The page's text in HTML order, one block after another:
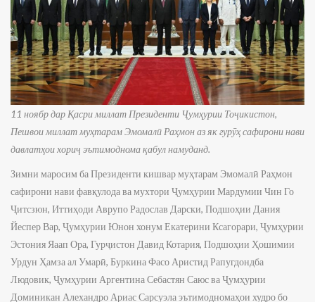
1 1 ноябр дар Қасри миллат Президенти Ҷумҳурии Тоҷикистон,
Пешвои миллат муҳтарам Эмомалӣ Раҳмон аз як гурӯҳ сафирони нави
давлатҳои хориҷ эътимоднома қабул намуданд.
Зимни маросим ба Президенти кишвар муҳтарам Эмомалӣ Раҳмон
сафирони нави фавқулода ва мухтори Ҷумҳурии Мардумии Чин Го
Ҷитсзюн, Иттиҳоди Аврупо Радослав Дарски, Подшоҳии Дания
Йеспер Вар, Ҷумҳурии Юнон хонум Екатерини Ксагорари, Ҷумҳурии
Эстония Яаап Ора, Гурҷистон Давид Котария, Подшоҳии Ҳошимии
Урдун Ҳамза ал Умарӣ, Буркина Фасо Аристид Рапугдондба
Людовик, Ҷумҳурии Аргентина Себастян Саюс ва Ҷумҳурии
Доминикан Алехандро Ариас Сарсуэла эътимодномаҳои худро бо